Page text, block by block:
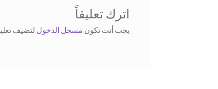
اترك تعليقاً
يجب أنت تكون مسجل الدخول لتضيف